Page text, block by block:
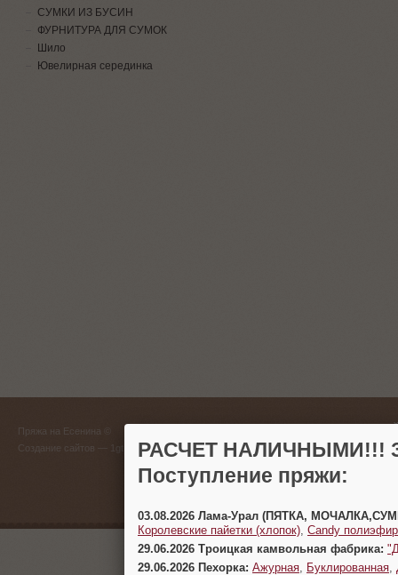
СУМКИ ИЗ БУСИН
ФУРНИТУРА ДЛЯ СУМОК
Шило
Ювелирная серединка
Пряжа на Есенина ©
Создание сайтов
(383)
г.
РАСЧЕТ НАЛИЧНЫМИ!!!
Поступление пряжи:
03.08.2026 Лама-Урал (ПЯТКА,
Королевские пайетки (хлопок) Candy
29.06.2026 Троицкая камвольная фабрика:
29.06.2026 Пехорка: Ажурная Буклированная